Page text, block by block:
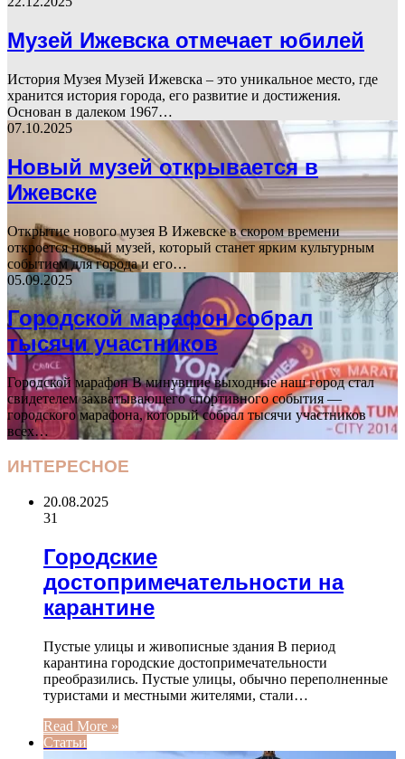
Музей Ижевска отмечает юбилей
История Музея Музей Ижевска – это уникальное место, где
хранится история города, его развитие и достижения.
Основан в далеком 1967…
07.10.2025
Новый музей открывается в
Ижевске
Открытие нового музея В Ижевске в скором времени
откроется новый музей, который станет ярким культурным
событием для города и его…
05.09.2025
Городской марафон собрал
тысячи участников
Городской марафон В минувшие выходные наш город стал
свидетелем захватывающего спортивного события —
городского марафона, который собрал тысячи участников
всех…
ИНТЕРЕСНОЕ
20.08.2025
31
Городские
достопримечательности на
карантине
Пустые улицы и живописные здания В период
карантина городские достопримечательности
преобразились. Пустые улицы, обычно переполненные
туристами и местными жителями, стали…
Read More »
Статьи